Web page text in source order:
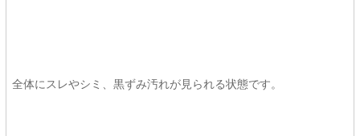
全体にスレやシミ、黒ずみ汚れが見られる状態です。